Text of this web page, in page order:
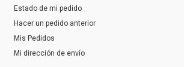
Estado de mi pedido
Hacer un pedido anterior
Mis Pedidos
Mi dirección de envío